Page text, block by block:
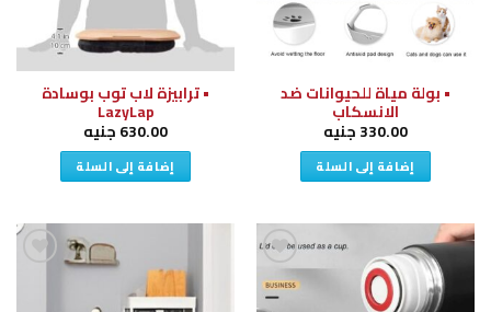
• بولة مياة للحيوانات ضد
الانسكاب
330.00جنيه
إضافة إلى السلة
• ترابيزة لاب توب بوسادة
LazyLap
630.00جنيه
إضافة إلى السلة
إضافة
إلى